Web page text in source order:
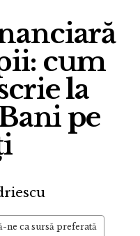
cum
la
pe
ne ca sursă preferată